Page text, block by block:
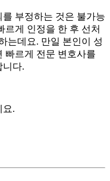
부정하는 것은 불가능
르게 인정을 한 후 선처
는데요. 만일 본인이 성
빠르게 전문 변호사를
니다.
요.